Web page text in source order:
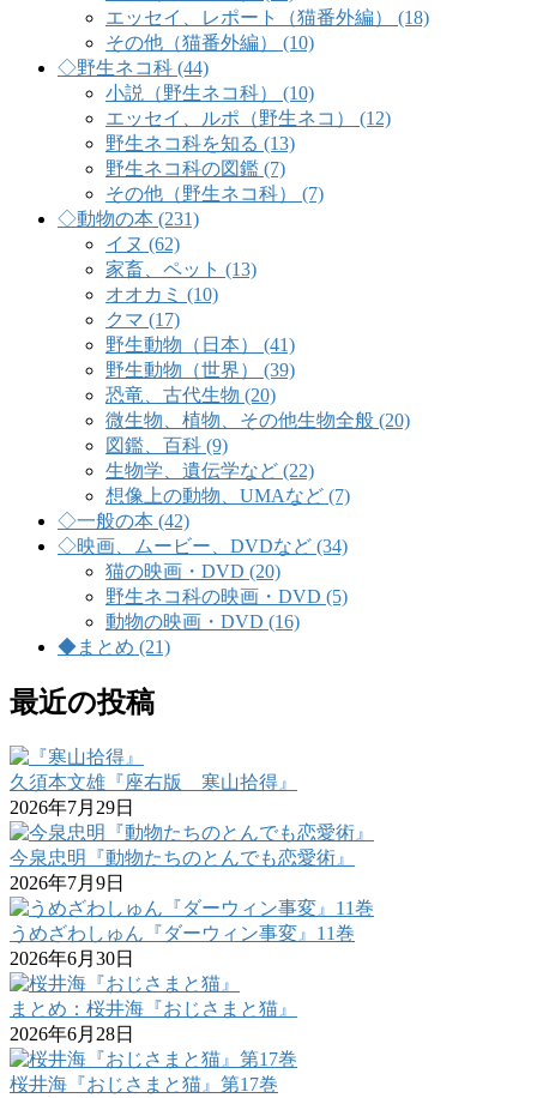
エッセイ、レポート（猫番外編） (18)
その他（猫番外編） (10)
◇野生ネコ科 (44)
小説（野生ネコ科） (10)
エッセイ、ルポ（野生ネコ） (12)
野生ネコ科を知る (13)
野生ネコ科の図鑑 (7)
その他（野生ネコ科） (7)
◇動物の本 (231)
イヌ (62)
家畜、ペット (13)
オオカミ (10)
クマ (17)
野生動物（日本） (41)
野生動物（世界） (39)
恐竜、古代生物 (20)
微生物、植物、その他生物全般 (20)
図鑑、百科 (9)
生物学、遺伝学など (22)
想像上の動物、UMAなど (7)
◇一般の本 (42)
◇映画、ムービー、DVDなど (34)
猫の映画・DVD (20)
野生ネコ科の映画・DVD (5)
動物の映画・DVD (16)
◆まとめ (21)
最近の投稿
久須本文雄『座右版 寒山拾得』
2026年7月29日
今泉忠明『動物たちのとんでも恋愛術』
2026年7月9日
うめざわしゅん『ダーウィン事変』11巻
2026年6月30日
まとめ：桜井海『おじさまと猫』
2026年6月28日
桜井海『おじさまと猫』第17巻